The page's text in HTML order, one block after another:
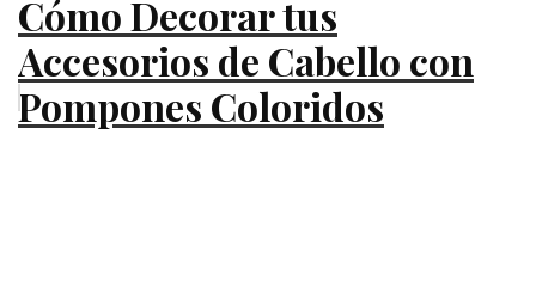
Cómo Decorar tus
Accesorios de Cabello con
Pompones Coloridos